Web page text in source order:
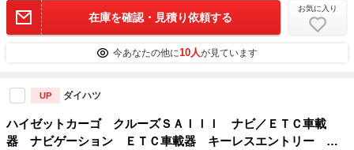
在庫を確認・見積り依頼する
お気に入り
今あなたの他に10人が見ています
UP ダイハツ
ハイゼットカーゴ クルーズＳＡＩＩＩ ナビ／ＥＴＣ車載
器 ナビゲーション ＥＴＣ車載器 キーレスエントリー ス